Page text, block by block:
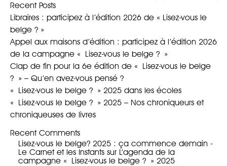
Recent Posts
Libraires : participez à l’édition 2026 de « Lisez-vous le
belge ? »
Appel aux maisons d’édition : participez à l’édition 2026
de la campagne « Lisez-vous le belge ? »
Clap de fin pour la 6e édition de « Lisez-vous le belge
? » – Qu’en avez-vous pensé ?
« Lisez-vous le belge ? » 2025 dans les écoles
« Lisez-vous le belge ? » 2025 – Nos chroniqueurs et
chroniqueuses de livres
Recent Comments
Lisez-vous le belge? 2025 : ça commence demain -
Le Carnet et les Instants sur L’agenda de la
campagne « Lisez-vous le belge ? » 2025